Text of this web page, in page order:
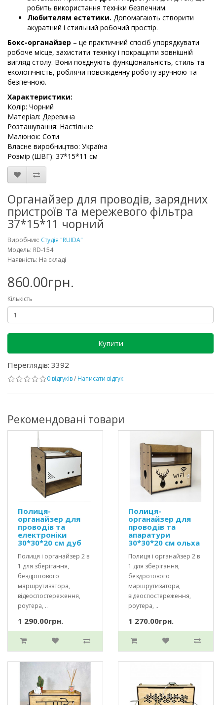
робить використання техніки безпечним.
Любителям естетики. Допомагають створити
акуратний і стильний робочий простір.
Бокс-органайзер – це практичний спосіб упорядкувати
робоче місце, захистити техніку і покращити зовнішній
вигляд столу. Вони поєднують функціональність, стиль та
екологічність, роблячи повсякденну роботу зручною та
безпечною.
Характеристики:
Колір: Чорний
Матеріал: Деревина
Розташування: Настільне
Малюнок: Соти
Власне виробництво: Україна
Розмір (ШВГ): 37*15*11 см
Органайзер для проводів, зарядних
пристроїв та мережевого фільтра
37*15*11 чорний
Виробник: Студія "RUIDA"
Модель: RD-154
Наявність: На складі
860.00грн.
Кількість
Купити
Переглядів: 3392
0 відгуків/ Написати відгук
Рекомендовані товари
Полиця-
органайзер для
проводів та
електроніки
30*30*20 см дуб
Полиця і органайзер 2 в
1 для зберігання,
бездротового
маршрутизатора,
відеоспостереження,
роутера, ..
1 290.00грн.
Полиця-
органайзер для
проводів та
апаратури
30*30*20 см ольха
Полиця і органайзер 2 в
1 для зберігання,
бездротового
маршрутизатора,
відеоспостереження,
роутера, ..
1 270.00грн.